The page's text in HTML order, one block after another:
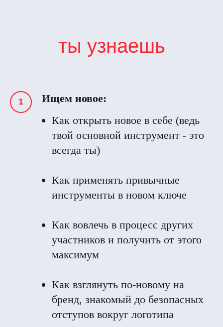
ты узнаешь
Ищем новое:
Как открыть новое в себе (ведь
твой основной инструмент - это
всегда ты)
Как применять привычные
инструменты в новом ключе
Как вовлечь в процесс других
участников и получить от этого
максимум
Как взглянуть по-новому на
бренд, знакомый до безопасных
отступов вокруг логотипа